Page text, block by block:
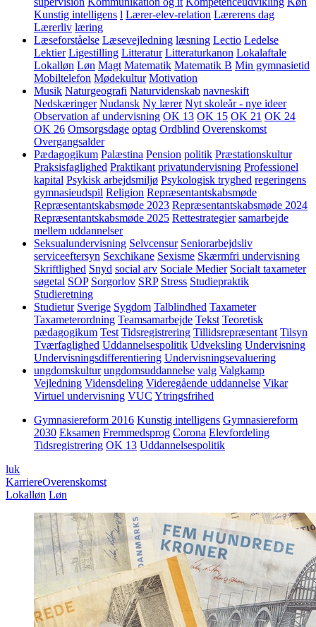
Kunstig intelligens l Lærer-elev-relation Lærerens dag
Lærerliv læring
Læseforståelse Læsevejledning læsning Lectio Ledelse
Lektier Ligestilling Litteratur Litteraturkanon Lokalaftale
Lokalløn Løn Magt Matematik Matematik B Min gymnasietid
Mobiltelefon Mødekultur Motivation
Musik Naturgeografi Naturvidenskab navneskift
Nedskæringer Nudansk Ny lærer Nyt skoleår - nye ideer
Observation af undervisning OK 13 OK 15 OK 21 OK 24
OK 26 Omsorgsdage optag Ordblind Overenskomst
Overgangsalder
Pædagogikum Palæstina Pension politik Præstationskultur
Praksisfaglighed Praktikant privatundervisning Professionel
kapital Psykisk arbejdsmiljø Psykologisk tryghed regeringens
gymnasieudspil Religion Repræsentantskabsmøde
Repræsentantskabsmøde 2023 Repræsentantskabsmøde 2024
Repræsentantskabsmøde 2025 Rettestrategier samarbejde
mellem uddannelser
Seksualundervisning Selvcensur Seniorarbejdsliv
serviceeftersyn Sexchikane Sexisme Skærmfri undervisning
Skriftlighed Snyd social arv Sociale Medier Socialt taxameter
søgetal SOP Sorgorlov SRP Stress Studiepraktik
Studieretning
Studietur Sverige Sygdom Talblindhed Taxameter
Taxameterordning Teamsamarbejde Tekst Teoretisk
pædagogikum Test Tidsregistrering Tillidsrepræsentant Tilsyn
Tværfaglighed Uddannelsespolitik Udveksling Undervisning
Undervisningsdifferentiering Undervisningsevaluering
ungdomskultur ungdomsuddannelse valg Valgkamp
Vejledning Vidensdeling Videregående uddannelse Vikar
Virtuel undervisning VUC Ytringsfrihed
Gymnasiereform 2016 Kunstig intelligens Gymnasiereform
2030 Eksamen Fremmedsprog Corona Elevfordeling
Tidsregistrering OK 13 Uddannelsespolitik
luk
KarriereOverenskomst
Lokalløn Løn